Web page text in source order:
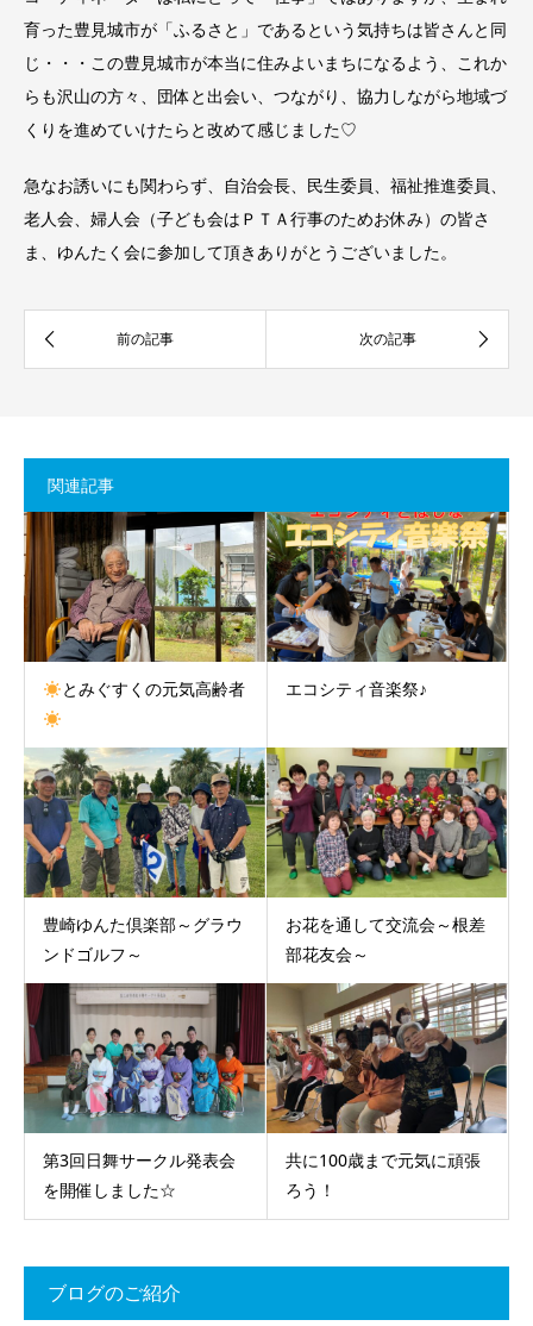
育った豊見城市が「ふるさと」であるという気持ちは皆さんと同
じ・・・この豊見城市が本当に住みよいまちになるよう、これか
らも沢山の方々、団体と出会い、つながり、協力しながら地域づ
くりを進めていけたらと改めて感じました♡
急なお誘いにも関わらず、
自治会長、民生委員、福祉推進委員、
老人会、婦人会（子ども会はＰＴＡ行事のためお休み）の皆さ
ま、ゆんたく会に参加して頂きありがとうございました。
関連記事
とみぐすくの元気高齢者 エコシティ音楽祭♪
豊崎ゆんた倶楽部～グラウ
ンドゴルフ～
お花を通して交流会～根差
部花友会～
第3回日舞サークル発表会
を開催しました☆
共に100歳まで元気に頑張
ろう！
ブログのご紹介